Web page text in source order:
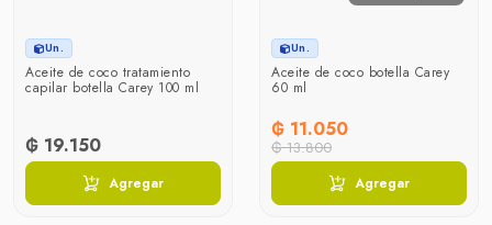
Un.
Aceite de coco tratamiento
capilar botella Carey 100 ml
₲ 19.150
Agregar
Un.
Aceite de coco botella Carey
60 ml
₲ 11.050
₲ 13.800
Agregar